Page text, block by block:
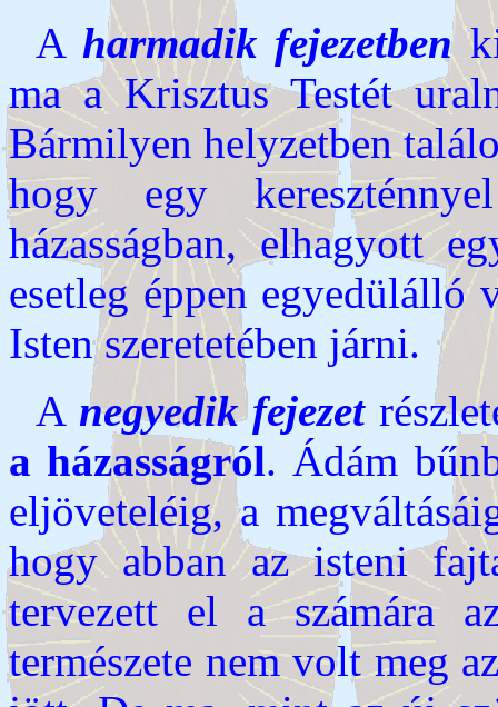
A harmadik fejezetben
ma a Krisztus Testét
Bármilyen helyzetben
hogy egy
házasságban, elhagyott
esetleg éppen egyedülálló
Isten szeretetében járni.
A negyedik fejezet
a házasságról. Ádám
eljöveteléig, a
hogy abban az isteni
tervezett el a számára
természete nem volt meg